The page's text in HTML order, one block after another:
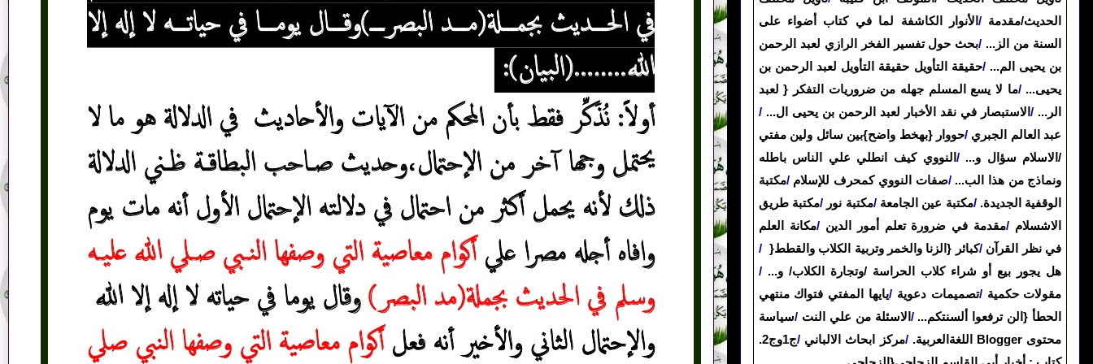
الحديث/مقدمة / الأنوار الكاشفة لما في كتاب أضواء على
السنة من الز ...
/بحث حول تفسير الفخر الرازي لعبد الرحمن
بن يحيى الم...
/حقيقة التأويل حقيقة التأويل لعبد الرحمن بن
يحيى...
/ما لا يسع المسلم جهله من ضروريات التفكر { لعبد
الر ...
/الاستبصار في نقد الأخبار لعبد الرحمن بن يحيى ال...
/
عبد العالم الجبري /حووار {بهخط واضح}بين سائل ولين مفتي
/الاسلام سؤال و...
/ النووي كيف انطلي علي الناس باطله
ونماذج من هذا الب...
/صفات النووي كمحرف للإسلام /مكتبة
الوقفية الجديدة.
/مكتبة عين الجامعة /مكتبة نور /مكتبة طريق
الاشسلام /مقدمة في ضرورة تعلم أمور الدين /مكانة العلم
في نظر القرآن /كبائر {الزنا والخمر وتربية الكلاب والقطط}
/
هل يجور بيع أو شراء كلاب الحراسة /وتجارة الكلاب/ و...
/
مقولات حكمية /تصميمات دعوية /يايها المفتي فتواك منتهي
الحطأ {الن ترفعوا ألسنتكم...
/ الاسئلة من علي النت /سياسة
محتوى Blogger اللغةالعربية.
/مركز ابحاث الالباني /
ج1وج2.